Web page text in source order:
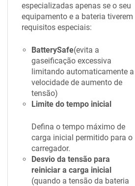
especializadas apenas se o seu
equipamento e a bateria tiverem
requisitos especiais:
BatterySafe(evita a
gaseificação excessiva
limitando automaticamente a
velocidade de aumento de
tensão)
Limite do tempo inicial
Defina o tempo máximo de
carga inicial permitido para o
carregador.
Desvio da tensão para
reiniciar a carga inicial
(quando a tensão da bateria